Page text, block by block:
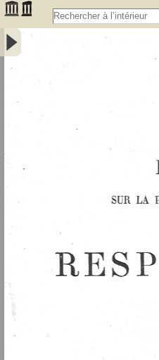
Leçons sur la physiologie
Muséum d'histoire naturelle -